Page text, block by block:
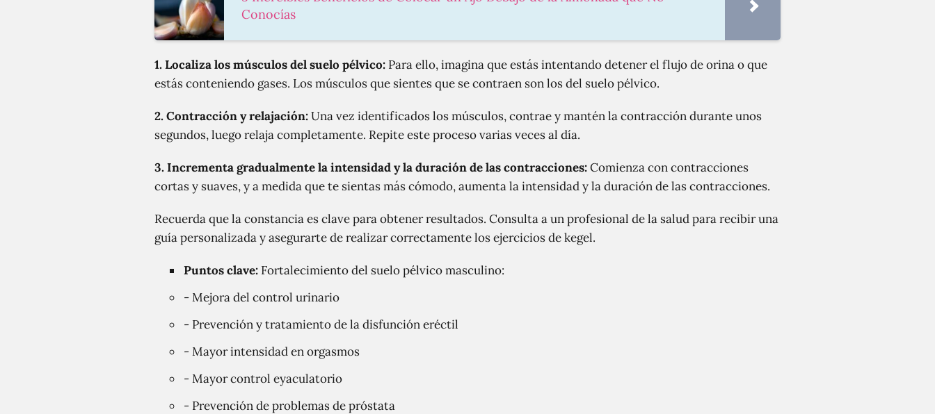
Conocías
1. Localiza los músculos del suelo pélvico: Para ello, imagina que estás intentando detener el flujo de orina o que
estás conteniendo gases. Los músculos que sientes que se contraen son los del suelo pélvico.
2. Contracción y relajación:Una vez identificados los músculos, contrae y mantén la contracción durante unos
segundos, luego relaja completamente. Repite este proceso varias veces al día.
3. Incrementa gradualmente la intensidad y la duración de las contracciones:Comienza con contracciones
cortas y suaves, y a medida que te sientas más cómodo, aumenta la intensidad y la duración de las contracciones.
Recuerda que la constancia es clave para obtener resultados. Consulta a un profesional de la salud para recibir una
guía personalizada y asegurarte de realizar correctamente los ejercicios de kegel.
Puntos clave: Fortalecimiento del suelo pélvico masculino:
- Mejora del control urinario
- Prevención y tratamiento de la disfunción eréctil
- Mayor intensidad en orgasmos
- Mayor control eyaculatorio
- Prevención de problemas de próstata